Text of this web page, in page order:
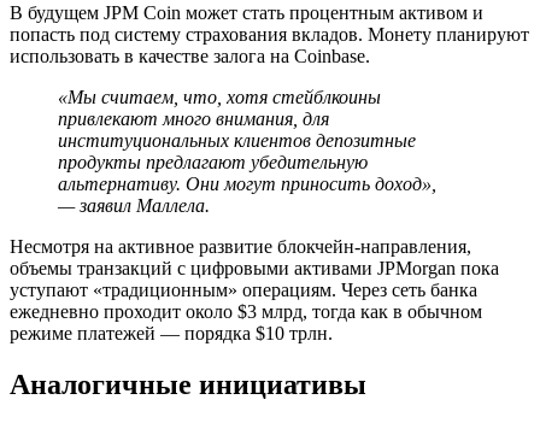
В будущем JPM Coin может стать процентным активом и
попасть под систему страхования вкладов. Монету планируют
использовать в качестве залога на Coinbase.
«Мы считаем, что, хотя стейблкоины
привлекают много внимания, для
институциональных клиентов депозитные
продукты предлагают убедительную
альтернативу. Они могут приносить доход»,
— заявил Маллела.
Несмотря на активное развитие блокчейн-направления,
объемы транзакций с цифровыми активами JPMorgan пока
уступают «традиционным» операциям. Через сеть банка
ежедневно проходит около $3 млрд, тогда как в обычном
режиме платежей — порядка $10 трлн.
Аналогичные инициативы